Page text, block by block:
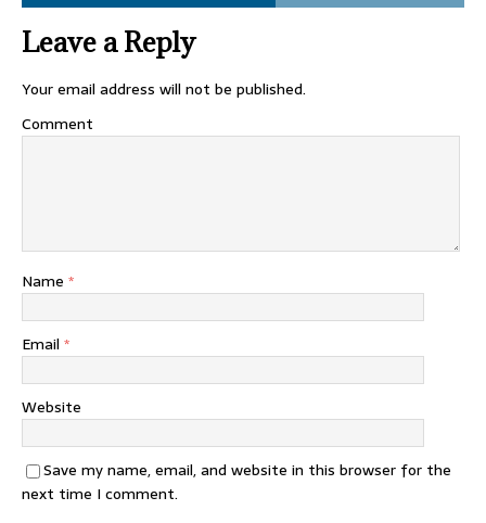
Leave a Reply
Your email address will not be published.
Comment
Name *
Email *
Website
Save my name, email, and website in this browser for the
next time I comment.